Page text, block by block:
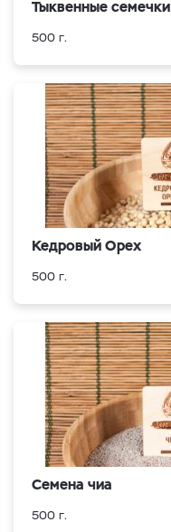
Тыквенные семечки
500 г.
Кедровый Орех
500 г.
Семена чиа
500 г.